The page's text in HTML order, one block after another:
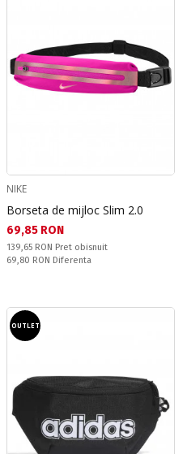
NIKE
Borseta de mijloc Slim 2.0
Текуща цена:
69,85 RON
Pret obisnuit:
139,65 RON Pret obisnuit
Спестявате:
69,80 RON Diferenta
OUTLET